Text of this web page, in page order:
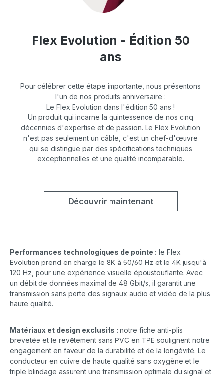
Flex Evolution - Édition 50
ans
Pour célébrer cette étape importante, nous présentons
l'un de nos produits anniversaire :
Le Flex Evolution dans l'édition 50 ans !
Un produit qui incarne la quintessence de nos cinq
décennies d'expertise et de passion. Le Flex Evolution
n'est pas seulement un câble, c'est un chef-d'œuvre
qui se distingue par des spécifications techniques
exceptionnelles et une qualité incomparable.
Découvrir maintenant
Performances technologiques de pointe : le Flex
Evolution prend en charge le 8K à 50/60 Hz et le 4K jusqu'à
120 Hz, pour une expérience visuelle époustouflante. Avec
un débit de données maximal de 48 Gbit/s, il garantit une
transmission sans perte des signaux audio et vidéo de la plus
haute qualité.
Matériaux et design exclusifs : notre fiche anti-plis
brevetée et le revêtement sans PVC en TPE soulignent notre
engagement en faveur de la durabilité et de la longévité. Le
conducteur en cuivre de haute qualité sans oxygène et le
triple blindage assurent une transmission optimale du signal et